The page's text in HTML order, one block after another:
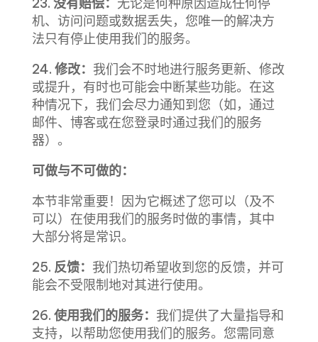
机、访问问题或数据丢失，您唯一的解决方
法只有停止使用我们的服务。
24. 修改： 我们会不时地进行服务更新、修改
或提升，有时也可能会中断某些功能。在这
种情况下，我们会尽力通知到您（如，通过
邮件、博客或在您登录时通过我们的服务
器）。
可做与不可做的：
本节非常重要！因为它概述了您可以（及不
可以）在使用我们的服务时做的事情，其中
大部分将是常识。
25. 反馈： 我们热切希望收到您的反馈，并可
能会不受限制地对其进行使用。
26. 使用我们的服务： 我们提供了大量指导和
支持，以帮助您使用我们的服务。您需同意